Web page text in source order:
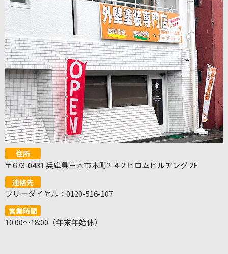
住所
〒673-0431 兵庫県三木市本町2-4-2 ヒロムビルヂング 2F
連絡先
フリーダイヤル：0120-516-107
営業時間
10:00～18:00（年末年始休）